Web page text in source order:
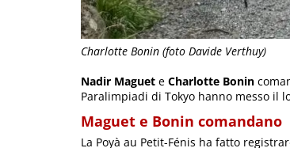
Charlotte Bonin (foto Davide Verthuy)
Nadir Maguet e Charlotte Bonin
Paralimpiadi di Tokyo hanno messo il
Maguet e Bonin comandano
La Poyà au Petit-Fénis ha fatto